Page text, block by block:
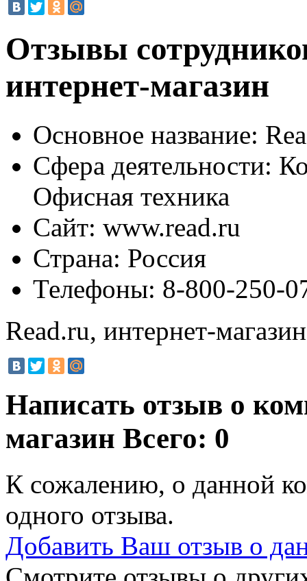
Отзывы
интернет-магазин
Основное название:
Сфера деятельности:
Офисная техника
Сайт: www.read.ru
Страна: Россия
Телефоны: 8-800-250-
Read.ru, интернет-магазин
Написать отзыв о
магазин Всего: 0
К сожалению, о данной
одного отзыва.
Добавить Ваш отзыв о